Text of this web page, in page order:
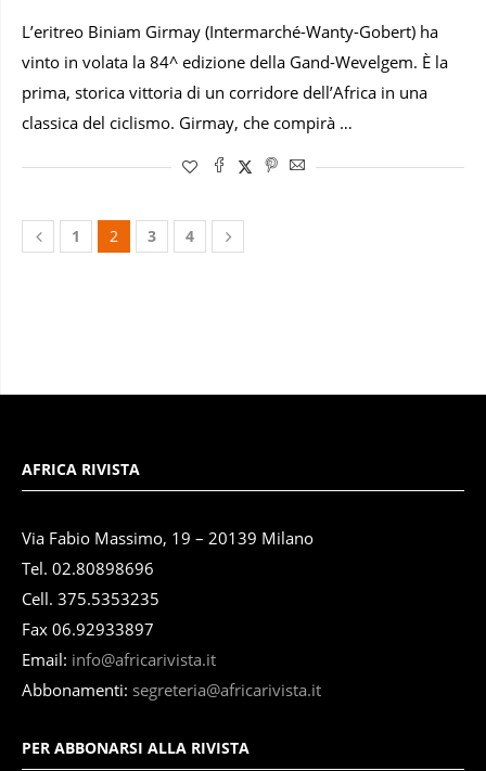
L’eritreo Biniam Girmay (Intermarché-Wanty-Gobert) ha
vinto in volata la 84^ edizione della Gand-Wevelgem. È la
prima, storica vittoria di un corridore dell’Africa in una
classica del ciclismo. Girmay, che compirà …
1 2 3 4
AFRICA RIVISTA
Via Fabio Massimo, 19 – 20139 Milano
Tel. 02.80898696
Cell. 375.5353235
Fax 06.92933897
Email: info@africarivista.it
Abbonamenti: segreteria@africarivista.it
PER ABBONARSI ALLA RIVISTA